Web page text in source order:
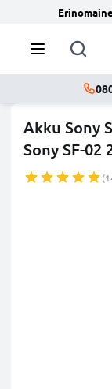
Akku Sony
Sony SF-02